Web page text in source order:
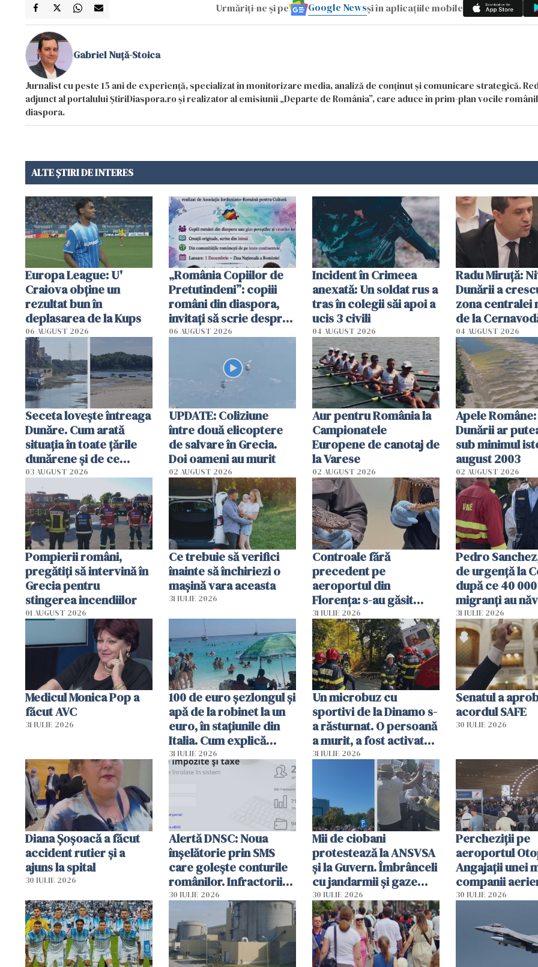
Urmăriți-ne și pe Google Newsși în aplicațiile mobile
Gabriel Nuță-Stoica
Jurnalist cu peste 15 ani de experiență, specializat în monitorizare media, analiză de conținut și comunicare strategică.
adjunct al portalului ȘtiriDiaspora.ro și realizator al emisiunii „Departe de România”, care aduce în prim-plan vocile
diaspora.
ALTE ȘTIRI DE INTERES
Europa League: U'
Craiova obține un
rezultat bun în
deplasarea de la Kups
06 AUGUST 2026
„România Copiilor de
Pretutindeni”: copiii
români din diaspora,
invitați să scrie despre
România într-un volum
06 AUGUST 2026
Incident în Crimeea
anexată: Un soldat rus a
tras în colegii săi apoi a
ucis 3 civili
04 AUGUST 2026
Radu Miruţă:
Dunării a
zona centralei
de la
cm faţă de
04 AUGUST 2026
Seceta lovește întreaga
Dunăre. Cum arată
situația în toate țările
dunărene și de ce
România resimte
efectele, deși a plouat
în iulie
03 AUGUST 2026
UPDATE: Coliziune
între două elicoptere
de salvare în Grecia.
Doi oameni au murit
02 AUGUST 2026
Aur pentru România la
Campionatele
Europene de canotaj de
la Varese
02 AUGUST 2026
Apele
Dunării ar
sub minimul
august 2003
02 AUGUST 2026
Pompierii români,
pregătiţi să intervină în
Grecia pentru
stingerea incendiilor
01 AUGUST 2026
Ce trebuie să verifici
înainte să închiriezi o
mașină vara aceasta
31 IULIE 2026
Controale fără
precedent pe
aeroportul din
Florența: s-au găsit
capete de aligator și o
sumă imensă de bani
31 IULIE 2026
Pedro
de urgență la
după ce 40
migranți au
teritoriul
mobiliza toate
resursele"
31 IULIE 2026
Medicul Monica Pop a
făcut AVC
31 IULIE 2026
100 de euro șezlongul și
apă de la robinet la un
euro, în stațiunile din
Italia. Cum explică
autoritățile
31 IULIE 2026
Un microbuz cu
sportivi de la Dinamo s-
a răsturnat. O persoană
a murit, a fost activat
planul roșu de
31 IULIE 2026
Senatul a
acordul SAFE
30 IULIE 2026
Diana Șoșoacă a făcut
accident rutier și a
ajuns la spital
30 IULIE 2026
Alertă DNSC: Noua
înșelătorie prin SMS
care golește conturile
românilor. Infractorii
folosesc numele
Ghișeul.ro și al Poliției
Române
30 IULIE 2026
Mii de ciobani
protestează la ANSVSA
și la Guvern. Îmbrânceli
cu jandarmii și gaze
lacrimogene
30 IULIE 2026
Percheziții pe
aeroportul
Angajații unei
companii
parfumuri,
vânzării
30 IULIE 2026